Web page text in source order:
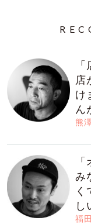
店
け
ん
熊
み
く
し
福